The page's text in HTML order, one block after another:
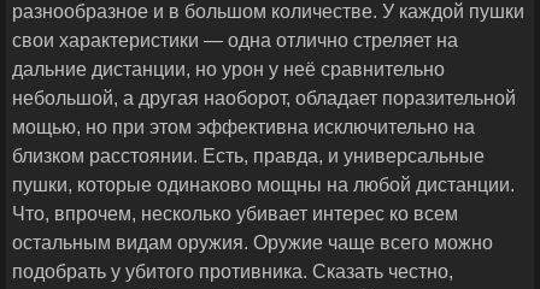
разнообразное и в большом количестве. У каждой пушки
свои характеристики — одна отлично стреляет на
дальние дистанции, но урон у неё сравнительно
небольшой, а другая наоборот, обладает поразительной
мощью, но при этом эффективна исключительно на
близком расстоянии. Есть, правда, и универсальные
пушки, которые одинаково мощны на любой дистанции.
Что, впрочем, несколько убивает интерес ко всем
остальным видам оружия. Оружие чаще всего можно
подобрать у убитого противника. Сказать честно,